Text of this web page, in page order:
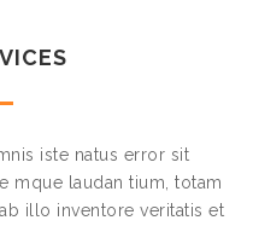
iste natus error sit
mque laudan tium, totam
illo inventore veritatis et